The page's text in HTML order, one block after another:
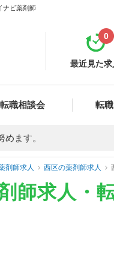
ナビ薬剤師
最近見た求
0
転職相談会 転
ます。
剤師求人 西区の薬剤師求人
師求人・